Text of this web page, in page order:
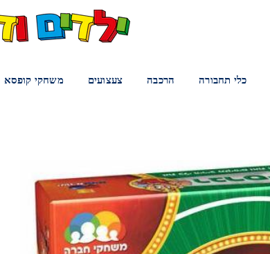
כלי תחבורה הרכבה צעצועים משחקי קופסא